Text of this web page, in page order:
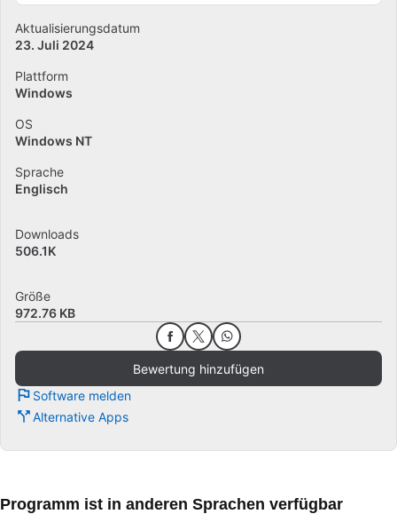
Aktualisierungsdatum
23. Juli 2024
Plattform
Windows
OS
Windows NT
Sprache
Englisch
Downloads
506.1K
Größe
972.76 KB
Bewertung hinzufügen
Software melden
Alternative Apps
Programm ist in anderen Sprachen verfügbar